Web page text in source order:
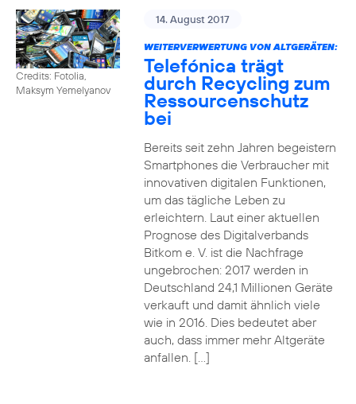
Credits: Fotolia,
Maksym Yemelyanov
14. August 2017
WEITERVERWERTUNG VON ALTGERÄTEN:
Telefónica trägt
durch Recycling zum
Ressourcenschutz
bei
Bereits seit zehn Jahren begeistern
Smartphones die Verbraucher mit
innovativen digitalen Funktionen,
um das tägliche Leben zu
erleichtern. Laut einer aktuellen
Prognose des Digitalverbands
Bitkom e. V. ist die Nachfrage
ungebrochen: 2017 werden in
Deutschland 24,1 Millionen Geräte
verkauft und damit ähnlich viele
wie in 2016. Dies bedeutet aber
auch, dass immer mehr Altgeräte
anfallen. […]